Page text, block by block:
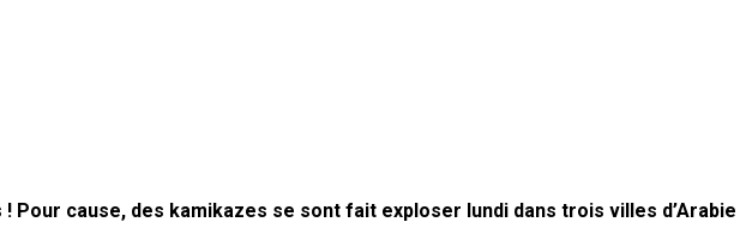
Pour cause, des kamikazes se sont fait exploser lundi dans trois villes d’Arabie